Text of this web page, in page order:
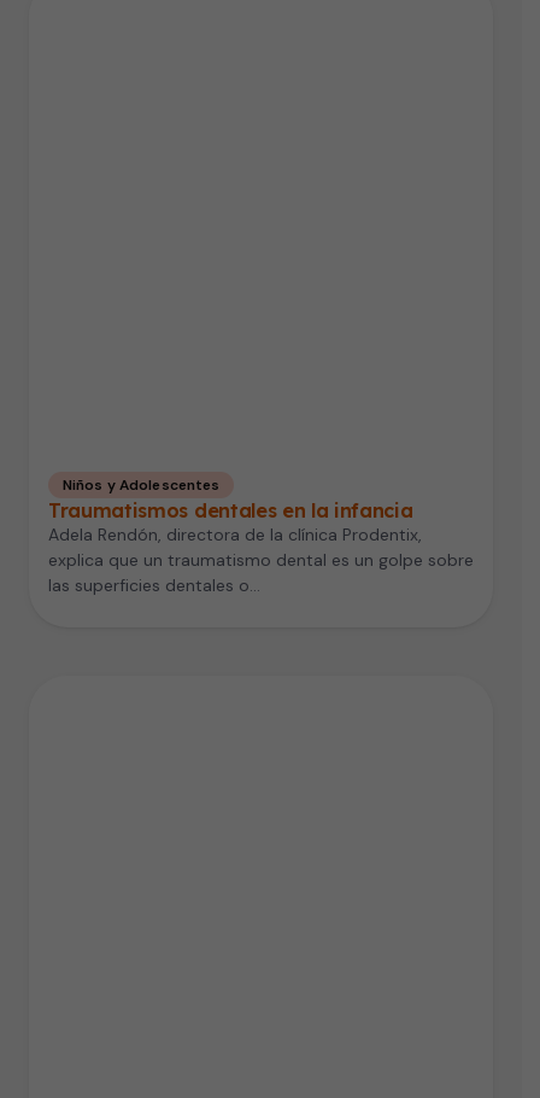
Niños y Adolescentes
Traumatismos dentales en la infancia
Adela Rendón, directora de la clínica Prodentix,
explica que un traumatismo dental es un golpe sobre
las superficies dentales o…